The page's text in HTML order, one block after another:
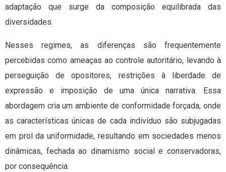
adaptação que surge da composição equilibrada das
diversidades.
Nesses regimes, as diferenças são frequentemente
percebidas como ameaças ao controle autoritário, levando à
perseguição de opositores, restrições à liberdade de
expressão e imposição de uma única narrativa. Essa
abordagem cria um ambiente de conformidade forçada, onde
as características únicas de cada indivíduo são subjugadas
em prol da uniformidade, resultando em sociedades menos
dinâmicas, fechada ao dinamismo social e conservadoras,
por consequência.